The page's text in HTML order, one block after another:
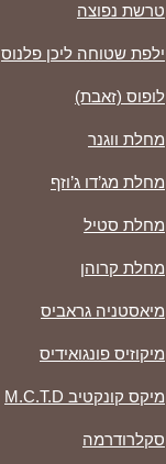
טרשת נפוצה
ילפת שטוחה ליכן פלנוס
לופוס (זאבת)
מחלת ווגנר
מחלת מג’דו ג’וזף
מחלת סטיל
מחלת קרוהן
מיאסטניה גראביס
מיקוזיס פונגואידיס
מיקס קונקטיב M.C.T.D
סקלרודרמה